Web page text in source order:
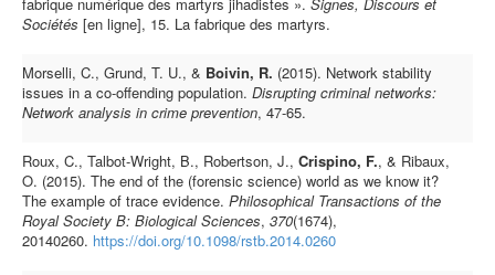
Sociétés [en ligne], 15. La fabrique des martyrs.
Morselli, C., Grund, T. U., & Boivin, R. (2015). Network stability
issues in a co-offending population. Disrupting criminal networks:
Network analysis in crime prevention, 47-65.
Roux, C., Talbot-Wright, B., Robertson, J., Crispino, F., & Ribaux,
O. (2015). The end of the (forensic science) world as we know it?
The example of trace evidence. Philosophical Transactions of the
Royal Society B: Biological Sciences, 370(1674),
20140260. https://doi.org/10.1098/rstb.2014.0260